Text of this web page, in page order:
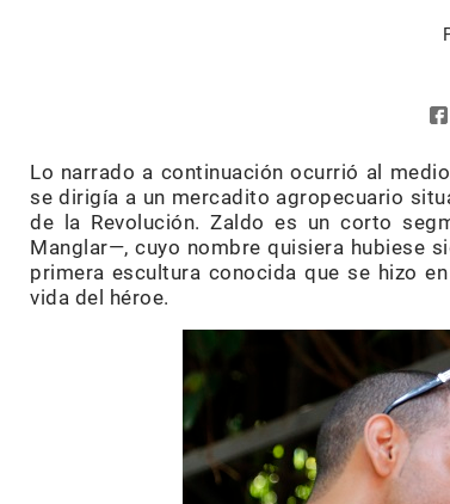
Lo narrado a continuación ocurrió al
se dirigía a un mercadito agropecuario
de la Revolución. Zaldo es un corto
Manglar—, cuyo nombre quisiera hubiese
primera escultura conocida que se hizo
vida del héroe.